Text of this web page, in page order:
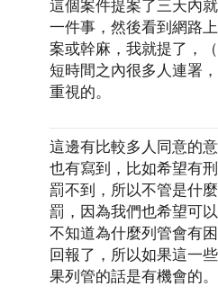
這個案件提案了三天內
一件事，然後看到網路
案或幹麻，我就提了，
短時間之內很多人連署
重視的。
這邊有比較多人同意的
也有寫到，比如希望有
罰不到，所以不管是什
罰，因為我們也希望可
不知道為什麼列管會有
回報了，所以如果這一
果列管的話是有機會的。